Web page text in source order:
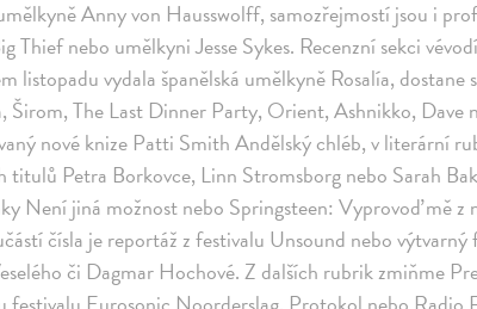
Anny von Hausswolff, samozřejmostí jsou i
Thief nebo umělkyni Jesse Sykes. Recenzní sekci
listopadu vydala španělská umělkyně Rosalía, dostane
Širom, The Last Dinner Party, Orient, Ashnikko, Dave
nové knize Patti Smith Andělský chléb, v literární
titulů Petra Borkovce, Linn Stromsborg nebo Sarah
Není jiná možnost nebo Springsteen: Vyprovoď mě z
čísla je reportáž z festivalu Unsound nebo výtvarný
či Dagmar Hochové. Z dalších rubrik zmiňme